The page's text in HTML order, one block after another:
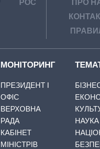
РОС
ПРО
МОНІТОРИНГ
ПРЕЗИДЕНТ І
ОФІС
ВЕРХОВНА
РАДА
КАБІНЕТ
МІНІСТРІВ
НАУКА